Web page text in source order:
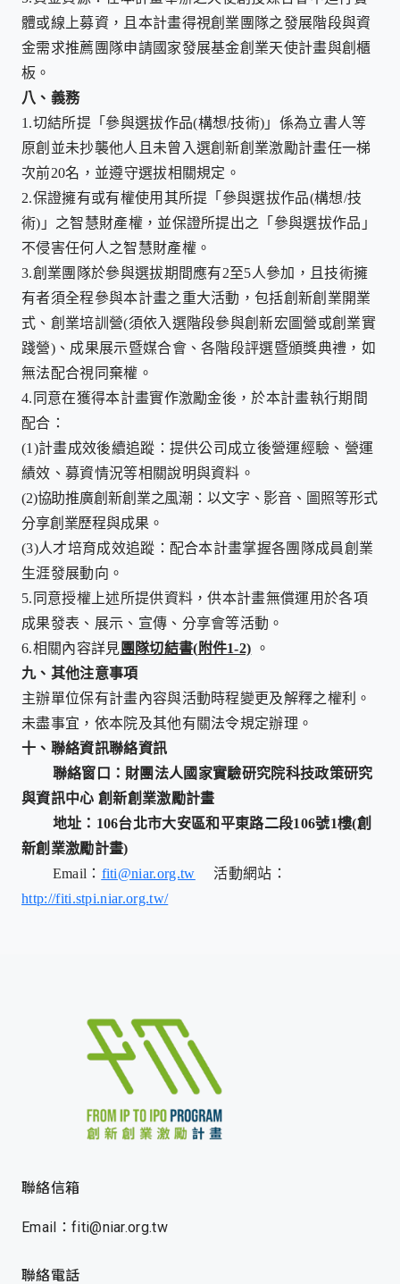
體或線上募資，且本計畫得視創業團隊之發展階段與資
金需求推薦團隊申請國家發展基金創業天使計畫與創櫃
板。
八、 義務
1.切結所提「參與選拔作品(構想/技術) 」係為立書人等
原創並未抄襲他人且未曾入選創新創業激勵計畫任一梯
次前20名，並遵守選拔相關規定。
2.保證擁有或有權使用其所提「參與選拔作品(構想/技
術) 」之智慧財產權，並保證所提出之「參與選拔作品」
不侵害任何人之智慧財產權。
3.創業團隊於參與選拔期間應有2至5人參加，且技術擁
有者須全程參與本計畫之重大活動，包括創新創業開業
式、創業培訓營(須依入選階段參與創新宏圖營或創業實
踐營)、成果展示暨媒合會、各階段評選暨頒獎典禮，如
無法配合視同棄權。
4. 同意在獲得本計畫實作激勵金後，於本計畫執行期間
配合：
(1)計畫成效後續追蹤：提供公司成立後營運經驗、營運
績效、募資情況等相關說明與資料。
(2)協助推廣創新創業之風潮：以文字、影音、圖照等形式
分享創業歷程與成果 。
(3)人才培育成效追蹤：配合本計畫掌握各團隊成員創業
生涯發展動向。
5. 同意授權上述所提供資料，供本計畫無償運用於各項
成果發表、展示、宣傳、分享會等活動。
6.相關內容詳見 團隊切結書( 附件1-2) 。
九、 其他注意事項
主辦單位保有計畫內容與活動時程變更及解釋之權利。
未盡事宜，依本院及其他有關法令規定辦理。
十、聯絡資訊聯絡資訊
聯絡窗口：財團法人國家實驗研究院科技政策研究
與資訊中心 創新創業激勵計畫
地址：106台北市大安區和平東路二段106號1樓(創
新創業激勵計畫)
Email ： fiti@niar.org.tw 活動網站：
http://fiti.stpi.niar.org.tw/
聯絡信箱
Email：fiti@niar.org.tw
聯絡電話